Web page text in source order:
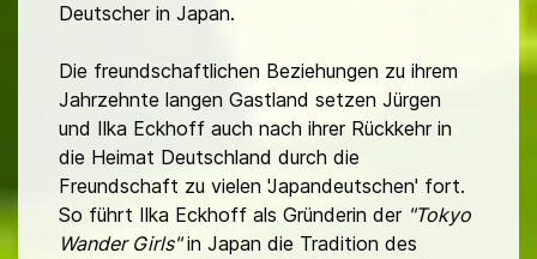
Deutscher in Japan.
Die freundschaftlichen Beziehungen zu ihrem
Jahrzehnte langen Gastland setzen Jürgen
und Ilka Eckhoff auch nach ihrer Rückkehr in
die Heimat Deutschland durch die
Freundschaft zu vielen 'Japandeutschen' fort.
So führt Ilka Eckhoff als Gründerin der "Tokyo
Wander Girls"in Japan die Tradition des